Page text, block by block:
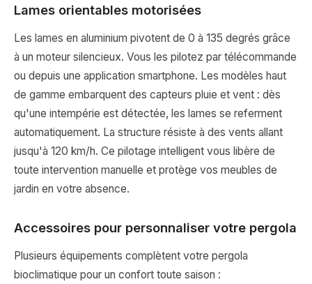
Lames orientables motorisées
Les lames en aluminium pivotent de 0 à 135 degrés grâce
à un moteur silencieux. Vous les pilotez par télécommande
ou depuis une application smartphone. Les modèles haut
de gamme embarquent des capteurs pluie et vent : dès
qu'une intempérie est détectée, les lames se referment
automatiquement. La structure résiste à des vents allant
jusqu'à 120 km/h. Ce pilotage intelligent vous libère de
toute intervention manuelle et protège vos meubles de
jardin en votre absence.
Accessoires pour personnaliser votre pergola
Plusieurs équipements complètent votre pergola
bioclimatique pour un confort toute saison :